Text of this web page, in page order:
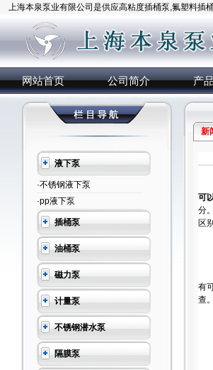
上海本泉泵业有限公司是供应高粘度插桶泵,氟塑料插
网站首页 公司简介 产
液下泵
·不锈钢液下泵
·pp液下泵
插桶泵
油桶泵
磁力泵
计量泵
不锈钢潜水泵
隔膜泵
新
可
分
区
1
有
查
a
b
c
2